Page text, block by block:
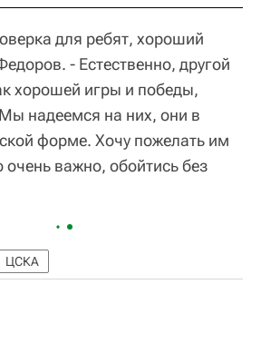
для ребят, хороший
- Естественно, другой
хорошей игры и победы,
надеемся на них, они в
форме. Хочу пожелать им
очень важно, обойтись без
ЦСКА